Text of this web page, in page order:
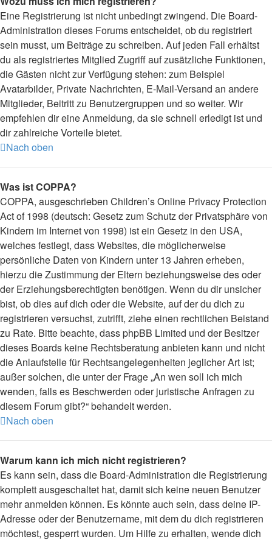
Eine Registrierung ist nicht unbedingt zwingend. Die Board-
Administration dieses Forums entscheidet, ob du registriert
sein musst, um Beiträge zu schreiben. Auf jeden Fall erhältst
du als registriertes Mitglied Zugriff auf zusätzliche Funktionen,
die Gästen nicht zur Verfügung stehen: zum Beispiel
Avatarbilder, Private Nachrichten, E-Mail-Versand an andere
Mitglieder, Beitritt zu Benutzergruppen und so weiter. Wir
empfehlen dir eine Anmeldung, da sie schnell erledigt ist und
dir zahlreiche Vorteile bietet.
Nach oben
Was ist COPPA?
COPPA, ausgeschrieben Children’s Online Privacy Protection
Act of 1998 (deutsch: Gesetz zum Schutz der Privatsphäre von
Kindern im Internet von 1998) ist ein Gesetz in den USA,
welches festlegt, dass Websites, die möglicherweise
persönliche Daten von Kindern unter 13 Jahren erheben,
hierzu die Zustimmung der Eltern beziehungsweise des oder
der Erziehungsberechtigten benötigen. Wenn du dir unsicher
bist, ob dies auf dich oder die Website, auf der du dich zu
registrieren versuchst, zutrifft, ziehe einen rechtlichen Beistand
zu Rate. Bitte beachte, dass phpBB Limited und der Besitzer
dieses Boards keine Rechtsberatung anbieten kann und nicht
die Anlaufstelle für Rechtsangelegenheiten jeglicher Art ist;
außer solchen, die unter der Frage „An wen soll ich mich
wenden, falls es Beschwerden oder juristische Anfragen zu
diesem Forum gibt?“ behandelt werden.
Nach oben
Warum kann ich mich nicht registrieren?
Es kann sein, dass die Board-Administration die Registrierung
komplett ausgeschaltet hat, damit sich keine neuen Benutzer
mehr anmelden können. Es könnte auch sein, dass deine IP-
Adresse oder der Benutzername, mit dem du dich registrieren
möchtest, gesperrt wurden. Um Hilfe zu erhalten, wende dich